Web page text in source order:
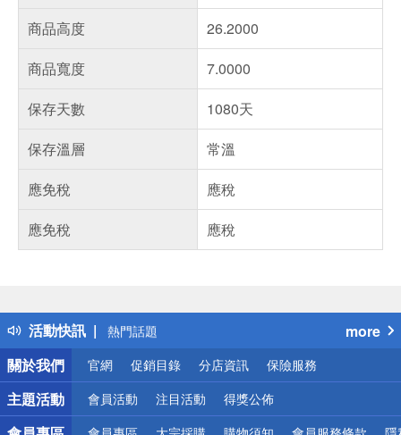
商品高度
26.2000
商品寬度
7.0000
保存天數
1080天
保存溫層
常溫
應免稅
應稅
應免稅
應稅
活動快訊
得獎公告
熱門話題
銀行優惠
偏遠地區配送
詐騙網頁！請小心！
more
關於我們
官網 促銷目錄 分店資訊 保險服務
主題活動 會員活動 注目活動 得獎公佈